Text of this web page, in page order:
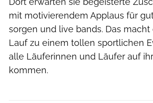
mit motivierendem Applaus für
sorgen und live bands. Das macht
Lauf zu einem tollen sportlichen
alle Läuferinnen und Läufer auf
kommen.